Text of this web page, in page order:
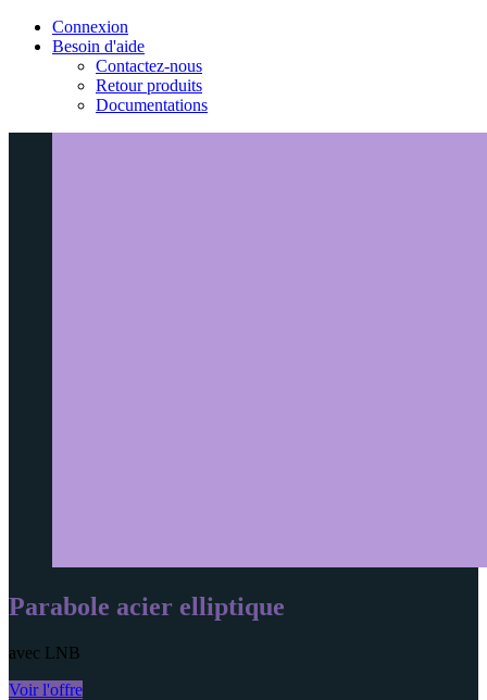
Connexion
Besoin d'aide
Contactez-nous
Retour produits
Documentations
Parabole acier elliptique
avec LNB
Voir l'offre